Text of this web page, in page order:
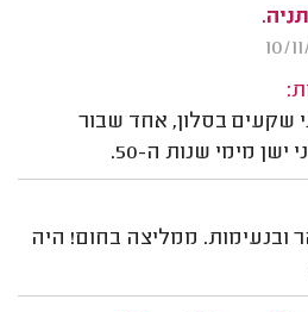
שקעים בסלון, אחד שבור
ישן מימי שנות ה-50.
ובנעימות. ממליצה בחום! היה